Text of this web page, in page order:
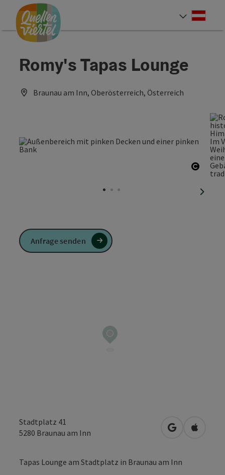
Zum Inhalt
Zur Navigation
Zum Seitenanfang
Romy's Tapas Lounge
Braunau am Inn, Oberösterreich, Österreich
Stadtplatz 41
5280 Braunau am Inn in Google
in
Tapas Lounge am Stadtplatz in Braunau am Inn
Anfrage senden